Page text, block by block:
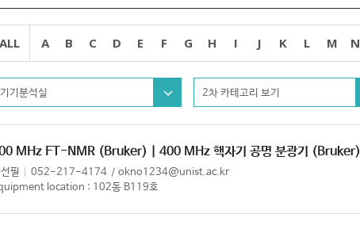
ALL A B C D E F G H I J K L M N
기기분석실 2차 카테고리 보기
MHz FT-NMR (Bruker) | 400 MHz 핵자기 공명 분광기 (Bruker)
필 052-217-4174
okno1234@unist.ac.kr
location : 102동 B119호